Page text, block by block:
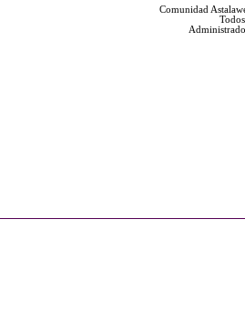
Comunidad